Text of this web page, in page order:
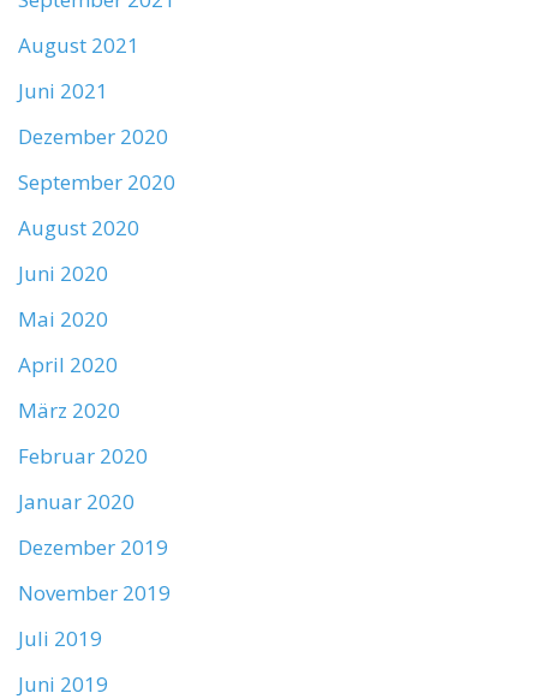
August 2021
Juni 2021
Dezember 2020
September 2020
August 2020
Juni 2020
Mai 2020
April 2020
März 2020
Februar 2020
Januar 2020
Dezember 2019
November 2019
Juli 2019
Juni 2019